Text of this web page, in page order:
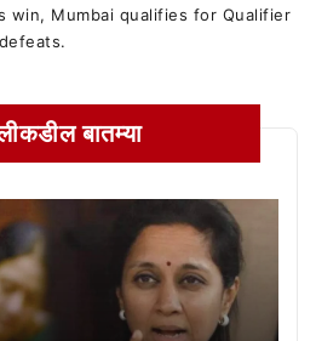
win, Mumbai qualifies for Qualifier
बातम्या